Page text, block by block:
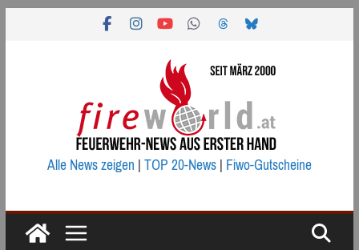
Alle News zeigen|TOP 20-News|Fiwo-Gutscheine